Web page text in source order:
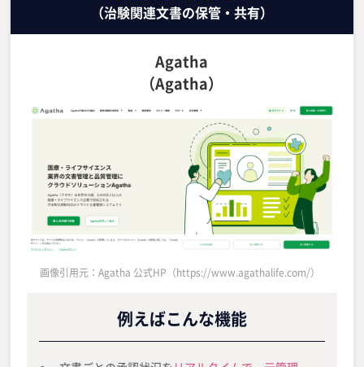
（治験関連文書の保管・共有）
Agatha
（Agatha）
画像引用元：Agatha 公式HP（https://www.agathalife.com/）
例えばこんな機能